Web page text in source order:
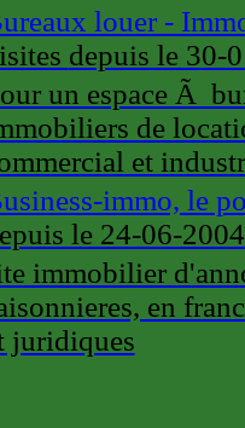
louer -
depuis le 30-
un espace Ã
de
et
immo, le
le 24-06-
immobilier
en
juridiques